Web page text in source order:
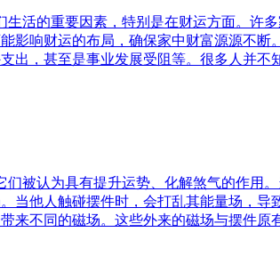
活的重要因素，特别是在财运方面。许
影响财运的布局，确保家中财富源源不
出，甚至是事业发展受阻等。很多人并不
被认为具有提升运势、化解煞气的作用
他人触碰摆件时，会打乱其能量场，导
来不同的磁场。这些外来的磁场与摆件原